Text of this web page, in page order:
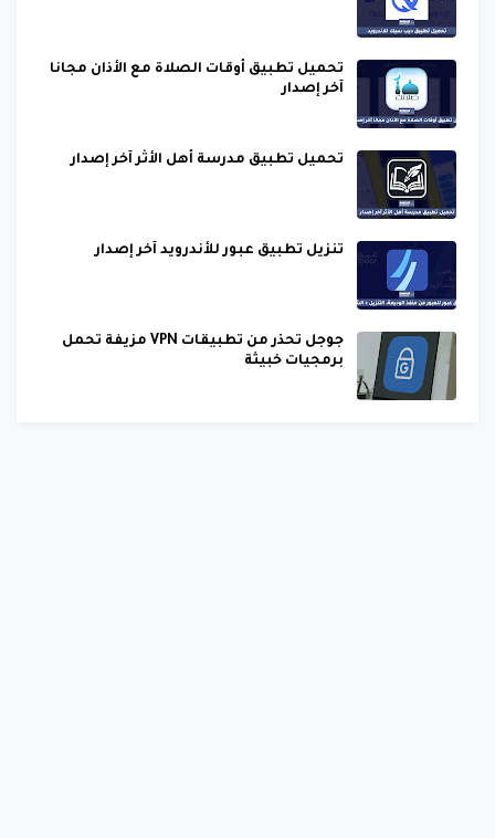
تحميل تطبيق أوقات الصلاة مع الأذان مجانا
آخر إصدار
تحميل تطبيق مدرسة أهل الأثر آخر إصدار
تنزيل تطبيق عبور للأندرويد آخر إصدار
جوجل تحذر من تطبيقات VPN مزيفة تحمل
برمجيات خبيثة